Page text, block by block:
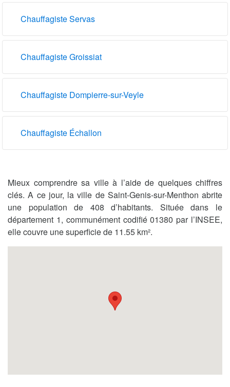
Chauffagiste Servas
Chauffagiste Groissiat
Chauffagiste Dompierre-sur-Veyle
Chauffagiste Échallon
Mieux comprendre sa ville à l’aide de quelques chiffres
clés. A ce jour, la ville de Saint-Genis-sur-Menthon abrite
une population de 408 d’habitants. Située dans le
département 1, communément codifié 01380 par l’INSEE,
elle couvre une superficie de 11.55 km².